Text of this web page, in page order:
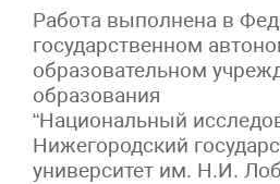
Работа выполнена в
государственном
образовательном
образования
“Национальный
Нижегородский
университет им. Н.И.